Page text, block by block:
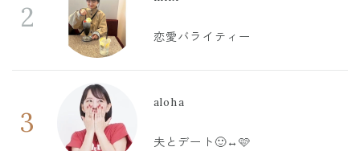
2
恋愛バライティー
3
aloha
夫とデート🙂‍↔️🩷